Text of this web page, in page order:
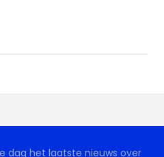
dag het laatste nieuws over